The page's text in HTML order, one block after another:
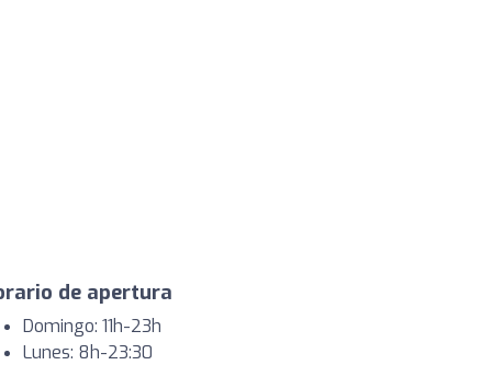
de apertura
Domingo: 11h-23h
Lunes: 8h-23:30